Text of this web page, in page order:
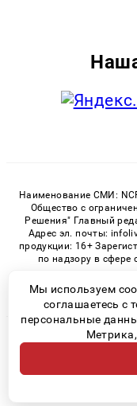
Наименование СМИ:
Общество с
Решения" Главный
Адрес эл. почты:
продукции: 16+
по надзору в сфере
массовых
номер СМИ
© 2026
Мы используем
соглашаетесь с
персональные